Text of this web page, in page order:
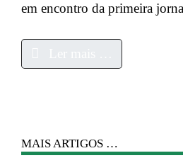
em encontro da primeira
MAIS ARTIGOS …